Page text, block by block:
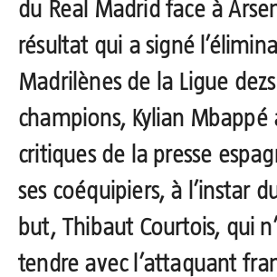
du Real Madrid face à
résultat qui a signé
Madrilènes de la Ligue dezs
champions, Kylian Mbappé
critiques de la presse
ses coéquipiers, à l’instar
but, Thibaut Courtois, qui
tendre avec l’attaquant